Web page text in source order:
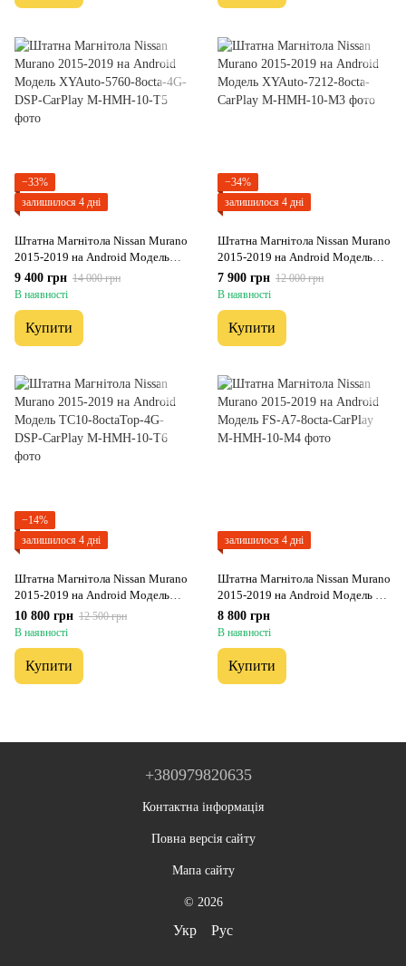
−33%
залишилося 4 дні
Штатна Магнітола Nissan Murano
2015-2019 на Android Модель
XYAuto-5760-8octa-4G-DSP-
CarPlay
9 400 грн 14 000 грн
В наявності
Купити
−34%
залишилося 4 дні
Штатна Магнітола Nissan Murano
2015-2019 на Android Модель
XYAuto-7212-8octa-CarPlay
7 900 грн 12 000 грн
В наявності
Купити
−14%
залишилося 4 дні
Штатна Магнітола Nissan Murano
2015-2019 на Android Модель
ТС10-8octaTop-4G-DSP-CarPlay
10 800 грн 12 500 грн
В наявності
Купити
залишилося 4 дні
Штатна Магнітола Nissan Murano
2015-2019 на Android Модель FS-
A7-8octa-CarPlay
8 800 грн
В наявності
Купити
+380979820635
Контактна інформація
Повна версія сайту
Мапа сайту
© 2026
Укр Рус